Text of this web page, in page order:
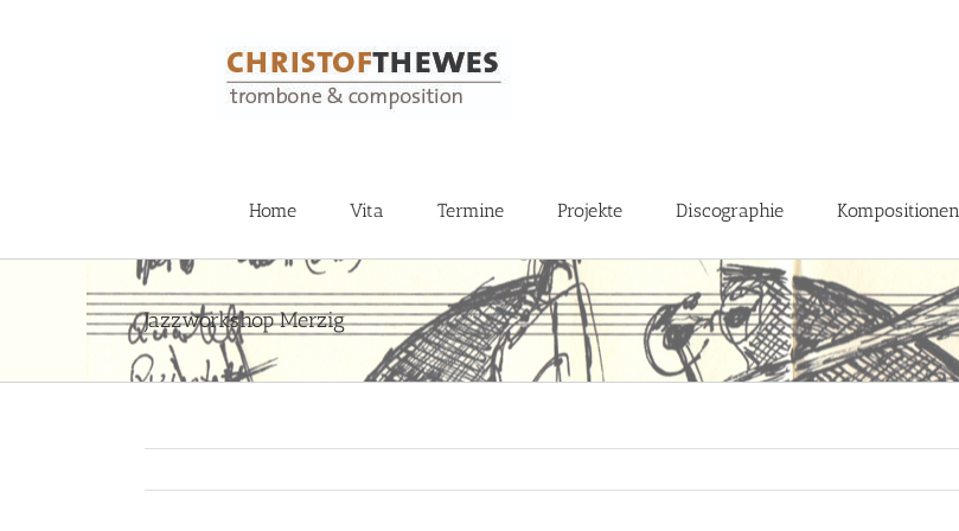
Home Vita Termine Projekte Discographie Kompositionen
Jazzworkshop Merzig